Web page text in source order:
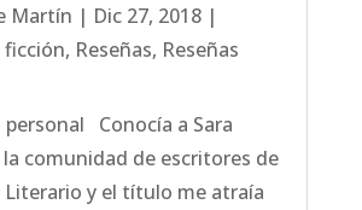
Martín | Dic 27, 2018|
ficción, Reseñas, Reseñas
Conocía a Sara
comunidad de escritores de
Literario y el título me atraía